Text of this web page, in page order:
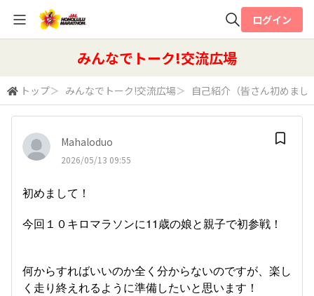
検索
ログイン
みんなでトーク!交流広場
トップ＞ みんなでトーク!交流広場＞ 自己紹介（皆さん初めまし
Mahaloduo
2026/05/13 09:55
初めまして！
今回１０キロマラソンに11歳の娘と親子で初参戦！
何からすればいいのか全く分からないのですが、楽し
く走り終えれるように準備したいと思います！